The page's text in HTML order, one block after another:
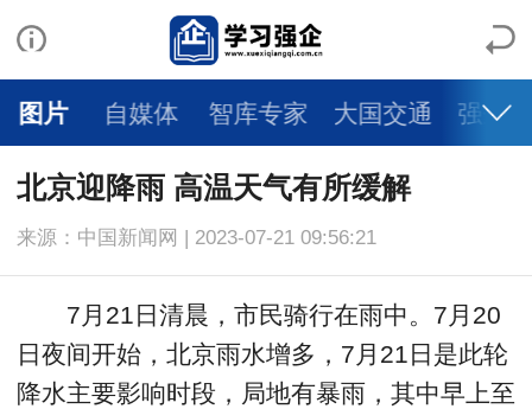
图片 自媒体 智库专家 大国交通 强企
北京迎降雨 高温天气有所缓解
来源：中国新闻网 | 2023-07-21 09:56:21
7月21日清晨，市民骑行在雨中。7月20
日夜间开始，北京雨水增多，7月21日是此轮
降水主要影响时段，局地有暴雨，其中早上至